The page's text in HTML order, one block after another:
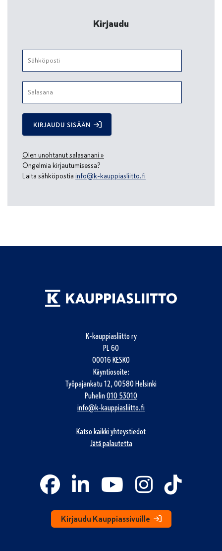
Kirjaudu
KIRJAUDU SISÄÄN
Olen unohtanut salasanani »
Ongelmia kirjautumisessa?
Laita sähköpostia info@k-kauppiasliitto.fi
K-kauppiasliitto ry
PL 60
00016 KESKO
Käyntiosoite:
Työpajankatu 12, 00580 Helsinki
Puhelin010 53010
info@k-kauppiasliitto.fi
Katso kaikki yhteystiedot
Jätä palautetta
Kirjaudu Kauppiassivuille